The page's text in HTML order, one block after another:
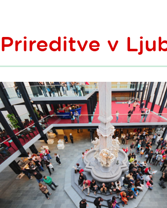
Prireditve v